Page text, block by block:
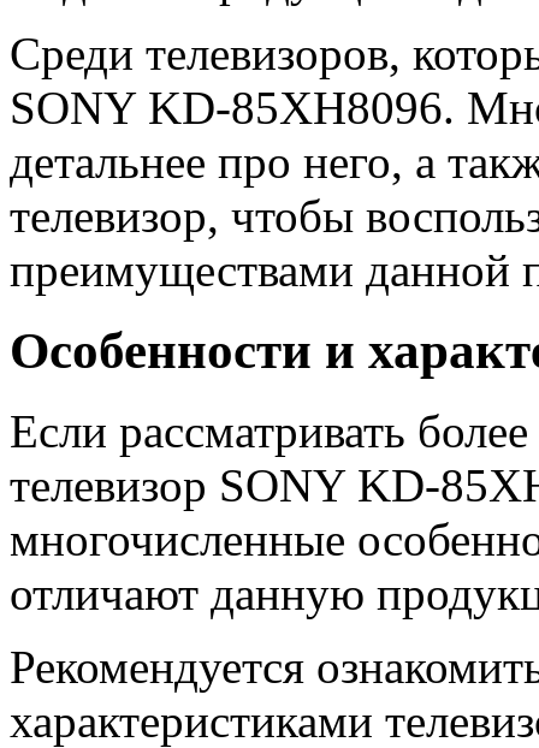
Среди телевизоров,
SONY KD-85XH8096.
детальнее про него, а
телевизор, чтобы
преимуществами данной
Особенности и
Если рассматривать
телевизор SONY KD-
многочисленные
отличают данную
Рекомендуется
характеристиками